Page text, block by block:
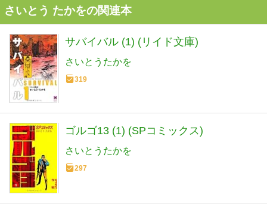
さいとう たかをの関連本
サバイバル (1) (リイド文庫)
さいとうたかを
319
ゴルゴ13 (1) (SPコミックス)
さいとうたかを
297